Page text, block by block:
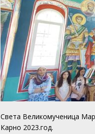
Света Великомученица
Карно 2023.год.